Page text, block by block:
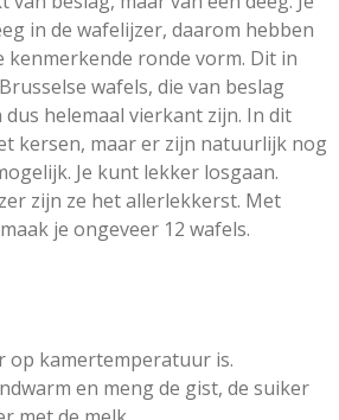
in de wafelijzer, daarom hebben
kenmerkende ronde vorm. Dit in
wafels, die van beslag
helemaal vierkant zijn. In dit
kersen, maar er zijn natuurlijk nog
Je kunt lekker losgaan.
zijn ze het allerlekkerst. Met
je ongeveer 12 wafels.
op kamertemperatuur is.
en meng de gist, de suiker